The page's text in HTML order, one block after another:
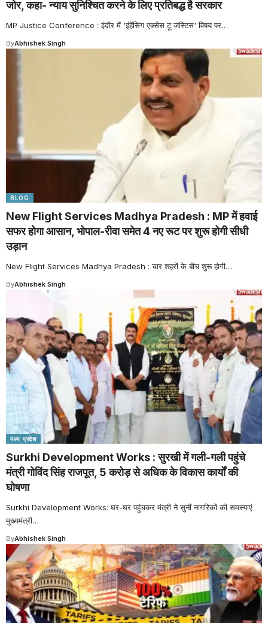
जोर, कहा- न्याय सुनिश्चित करने के लिए प्रतिबद्ध है सरकार
MP Justice Conference : इंदौर में 'इंहेंसिंग एक्सेस टू जस्टिस' विषय पर…
ByAbhishek Singh
BLOG
New Flight Services Madhya Pradesh : MP में हवाई
सफर होगा आसान, भोपाल-रीवा समेत 4 नए रूट पर शुरू होगी सीधी
उड़ान
New Flight Services Madhya Pradesh : चार शहरों के बीच शुरू होगी…
ByAbhishek Singh
मध्य प्रदेश
Surkhi Development Works : सुरखी में गली-गली पहुंचे
मंत्री गोविंद सिंह राजपूत, 5 करोड़ से अधिक के विकास कार्यों की
घोषणा
Surkhi Development Works: घर-घर पहुंचकर मंत्री ने सुनीं नागरिकों की समस्याएं
मुख्यमंत्री…
ByAbhishek Singh